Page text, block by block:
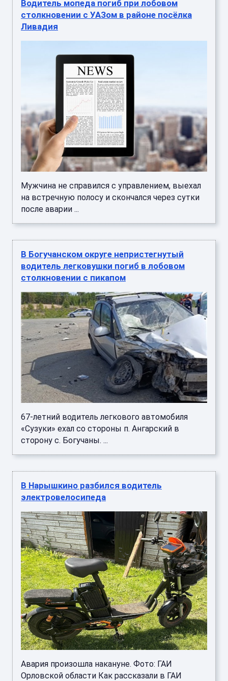
Водитель мопеда погиб при лобовом
столкновении с УАЗом в районе посёлка
Ливадия
Мужчина не справился с управлением, выехал
на встречную полосу и скончался через сутки
после аварии ...
В Богучанском округе непристегнутый
водитель легковушки погиб в лобовом
столкновении с пикапом
67-летний водитель легкового автомобиля
«Сузуки» ехал со стороны п. Ангарский в
сторону с. Богучаны. ...
В Нарышкино разбился водитель
электровелосипеда
Авария произошла накануне. Фото: ГАИ
Орловской области Как рассказали в ГАИ